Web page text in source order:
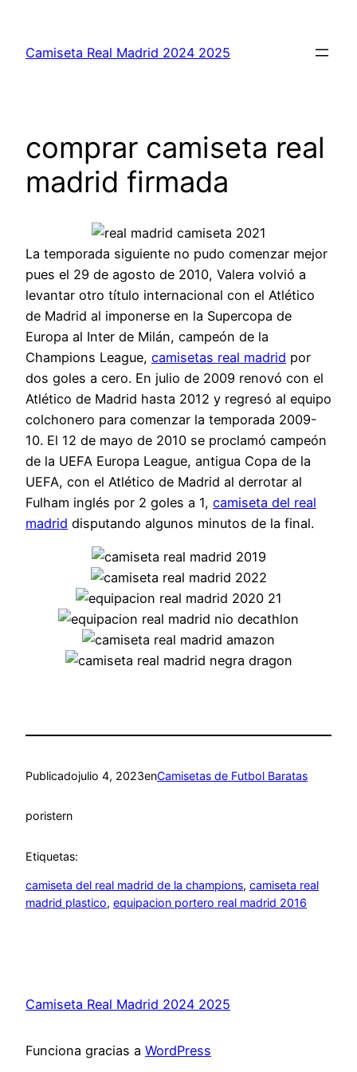
contenido
Camiseta Real Madrid 2024 2025
comprar camiseta real
madrid firmada
La temporada siguiente no pudo comenzar mejor
pues el 29 de agosto de 2010, Valera volvió a
levantar otro título internacional con el Atlético
de Madrid al imponerse en la Supercopa de
Europa al Inter de Milán, campeón de la
Champions League, camisetas real madrid por
dos goles a cero. En julio de 2009 renovó con el
Atlético de Madrid hasta 2012 y regresó al equipo
colchonero para comenzar la temporada 2009-
10. El 12 de mayo de 2010 se proclamó campeón
de la UEFA Europa League, antigua Copa de la
UEFA, con el Atlético de Madrid al derrotar al
Fulham inglés por 2 goles a 1, camiseta del real
madrid disputando algunos minutos de la final.
Publicadojulio 4, 2023enCamisetas de Futbol Baratas
poristern
Etiquetas:
camiseta del real madrid de la champions, camiseta real
madrid plastico, equipacion portero real madrid 2016
Camiseta Real Madrid 2024 2025
Funciona gracias a WordPress